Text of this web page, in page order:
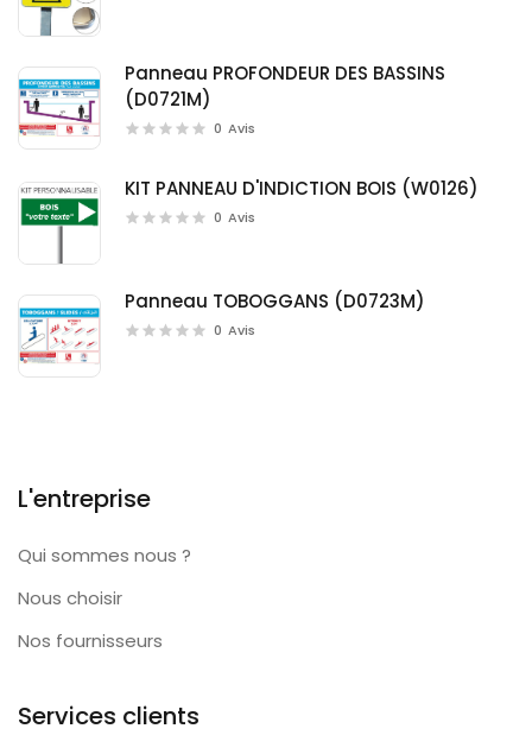
Panneau PROFONDEUR DES BASSINS
(D0721M)
0 Avis
KIT PANNEAU D'INDICTION BOIS (W0126)
0 Avis
Panneau TOBOGGANS (D0723M)
0 Avis
L'entreprise
Qui sommes nous ?
Nous choisir
Nos fournisseurs
Services clients